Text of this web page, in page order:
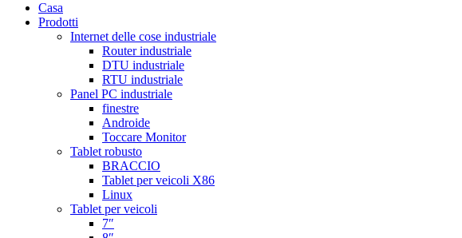
Casa
Prodotti
Internet delle cose industriale
Router industriale
DTU industriale
RTU industriale
Panel PC industriale
finestre
Androide
Toccare Monitor
Tablet robusto
BRACCIO
Tablet per veicoli X86
Linux
Tablet per veicoli
7″